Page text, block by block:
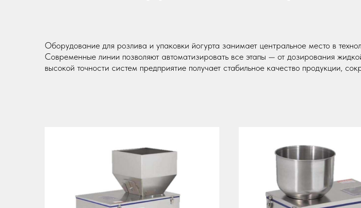
Оборудование для розлива и упаковки йогурта занимает центральное место в
Современные линии позволяют автоматизировать все этапы — от дозирования
высокой точности систем предприятие получает стабильное качество продукции,